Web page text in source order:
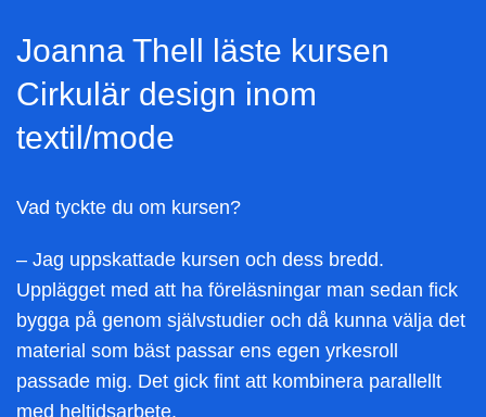
Joanna Thell läste kursen
Cirkulär design inom
textil/mode
Vad tyckte du om kursen?
– Jag uppskattade kursen och dess bredd.
Upplägget med att ha föreläsningar man sedan fick
bygga på genom självstudier och då kunna välja det
material som bäst passar ens egen yrkesroll
passade mig. Det gick fint att kombinera parallellt
med heltidsarbete.